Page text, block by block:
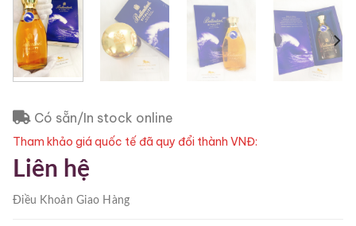
Có sẵn/In stock online
Tham khảo giá quốc tế đã quy đổi thành VNĐ:
Liên hệ
Điều KhoảnGiao Hàng